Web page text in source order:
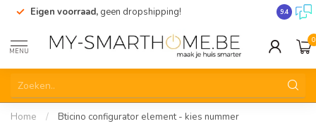
Eigen voorraad, geen dropshipping! 9.4
MENU
0
Home / Bticino configurator element - kies nummer